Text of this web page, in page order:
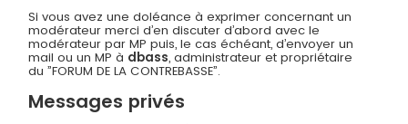
Si vous avez une doléance à exprimer concernant un
modérateur merci d’en discuter d’abord avec le
modérateur par MP puis, le cas échéant, d’envoyer un
mail ou un MP à dbass, administrateur et propriétaire
du ”FORUM DE LA CONTREBASSE”.
Messages privés